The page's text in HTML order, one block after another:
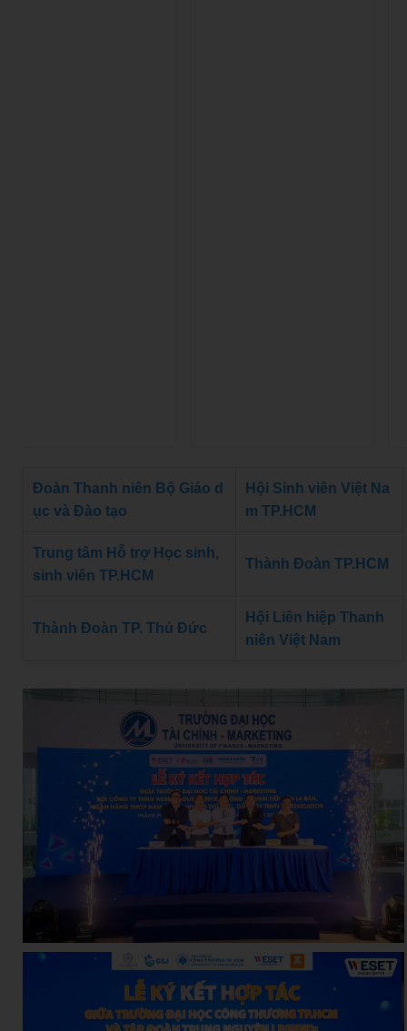
Đoàn Thanh niên Bộ Giáo d
ục và Đào tạo
Hội Sinh viên Việt Na
m TP.HCM
Trung tâm Hỗ trợ Học sinh,
sinh viên TP.HCM
Thành Đoàn TP.HCM
Thành Đoàn TP. Thủ Đức
Hội Liên hiệp Thanh
niên Việt Nam